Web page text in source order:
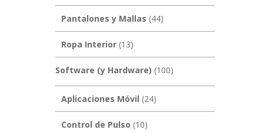
Pantalones y Mallas (44)
Ropa Interior(13)
Software (y Hardware) (100)
Aplicaciones Móvil (24)
Control de Pulso (10)